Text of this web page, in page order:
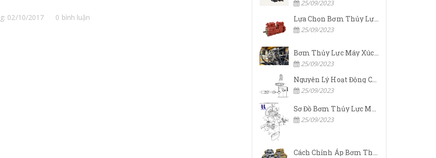
02/10/2017 0 bình luận
25/09/2023
Lựa Chọn Bơm Thủy Lực Komatsu Đúng
25/09/2023
Bơm Thủy Lực Máy Xúc Komatsu Bị Hỏng: Nguyên Nhân Và Cách Khắc Phục
25/09/2023
Nguyên Lý Hoạt Động Của Bơm Thủy Lực Komatsu
25/09/2023
25/09/2023